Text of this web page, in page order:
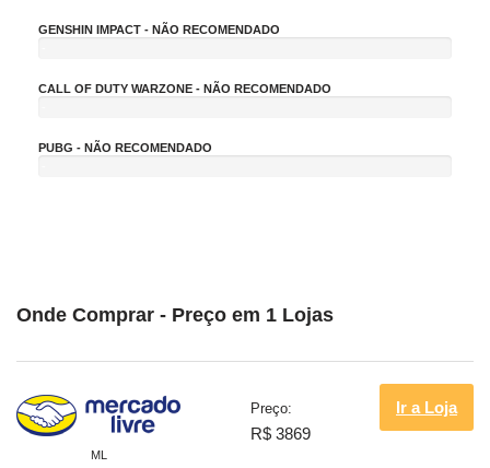
GENSHIN IMPACT - NÃO RECOMENDADO
%
CALL OF DUTY WARZONE - NÃO RECOMENDADO
%
PUBG - NÃO RECOMENDADO
Onde Comprar - Preço em 1 Lojas
ML
Preço:
R$ 3869
Ir a Loja